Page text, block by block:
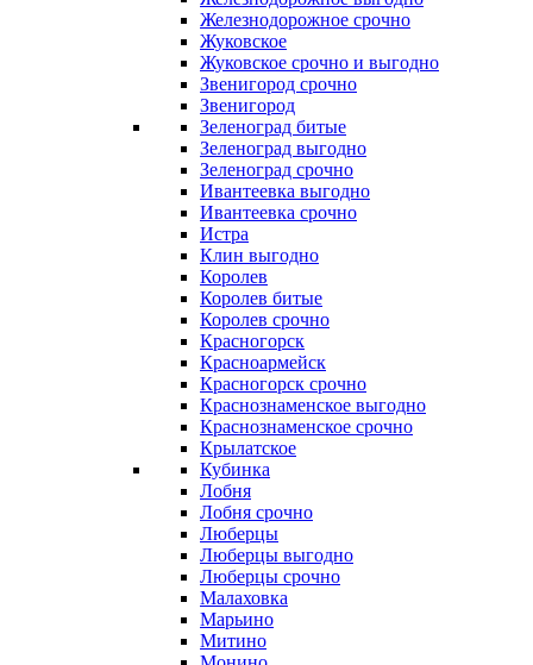
Железнодорожное срочно
Жуковское
Жуковское срочно и выгодно
Звенигород срочно
Звенигород
Зеленоград битые
Зеленоград выгодно
Зеленоград срочно
Ивантеевка выгодно
Ивантеевка срочно
Истра
Клин выгодно
Королев
Королев битые
Королев срочно
Красногорск
Красноармейск
Красногорск срочно
Краснознаменское выгодно
Краснознаменское срочно
Крылатское
Кубинка
Лобня
Лобня срочно
Люберцы
Люберцы выгодно
Люберцы срочно
Малаховка
Марьино
Митино